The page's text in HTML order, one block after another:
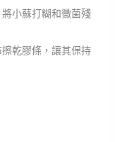
小蘇打糊和黴菌殘
乾膠條，讓其保持